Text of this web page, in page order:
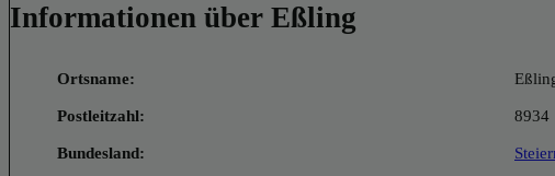
Informationen über Eßling
Ortsname:
Postleitzahl: 8934
Bundesland: